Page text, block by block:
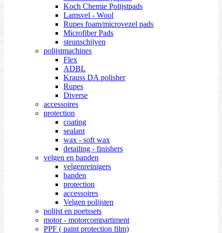
Koch Chemie Polijstpads
Lamsvel - Wool
Rupes foam/microvezel pads
Microfiber Pads
steunschijven
polijstmachines
Flex
ADBL
Krauss DA polisher
Rupes
Diverse
accessoires
protection
coating
sealant
wax - soft wax
detailing - finishers
velgen en banden
velgenreinigers
banden
protection
accessoires
Velgen polijsten
polijst en poetssets
motor - motorcompartiment
PPF ( paint protection film)